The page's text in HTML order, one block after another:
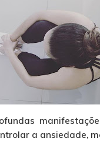
a ansiedade,